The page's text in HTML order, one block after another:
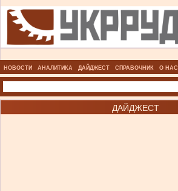
НОВОСТИ АНАЛИТИКА ДАЙДЖЕСТ СПРАВОЧНИК О НАС
ДАЙДЖЕСТ